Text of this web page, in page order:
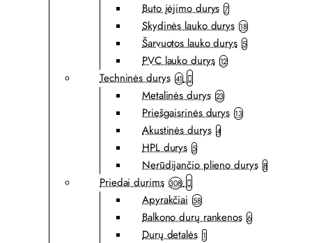
Buto įėjimo durys 7
Skydinės lauko durys 18
Šarvuotos lauko durys 5
PVC lauko durys 12
Techninės durys 41
Metalinės durys 23
Priešgaisrinės durys 13
Akustinės durys 4
HPL durys 5
Nerūdijančio plieno durys 8
Priedai durims 308
Apyrakčiai 58
Balkono durų rankenos 6
Durų detalės 1